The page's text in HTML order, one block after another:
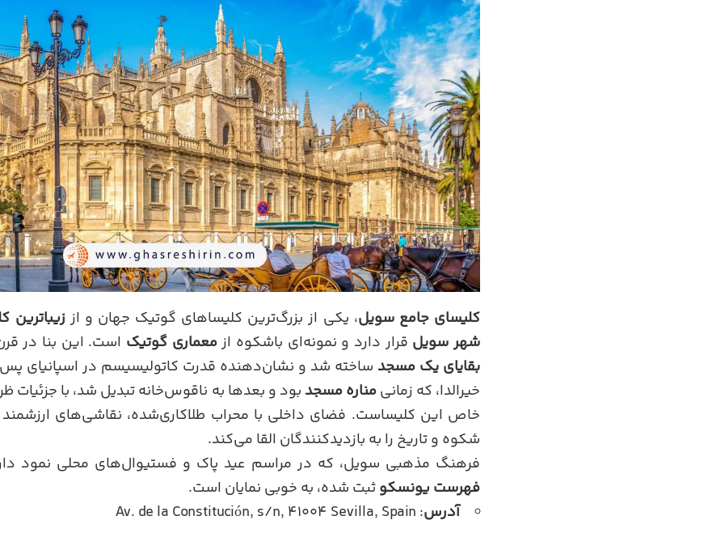
کلیسای جامع سویل، یکی از بزرگ‌ترین کلیساهای گوتیک جهان و از زیباترین
شهر سویل قرار دارد و نمونه‌ای باشکوه ازمعماری گوتیک است. این بنا در
بقایای یک مسجد ساخته شد و نشان‌دهنده قدرت کاتولیسیسم در اسپانیای
خیرالدا، که زمانیمناره مسجد بود و بعدها به ناقوس‌خانه تبدیل شد، با
خاص این کلیساست. فضای داخلی با محراب طلاکاری‌شده، نقاشی‌های
شکوه و تاریخ را به بازدیدکنندگان القا می‌کند.
فرهنگ مذهبی سویل، که در مراسم عید پاک و فستیوال‌های محلی نمود
فهرست یونسکوثبت شده، به خوبی نمایان است.
آدرس: Av. de la Constitución, s/n, 41004 Sevilla, Spain